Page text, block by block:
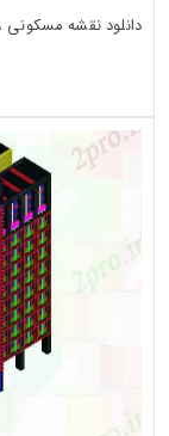
دانلود نقشه مسکونی ، ویلا ،